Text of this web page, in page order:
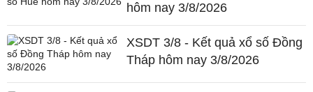
hôm nay 3/8/2026
XSDT 3/8 - Kết quả xổ số Đồng
Tháp hôm nay 3/8/2026